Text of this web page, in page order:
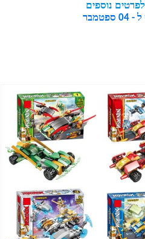
לפרטים נוספים